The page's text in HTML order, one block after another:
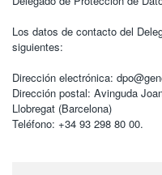
Los datos de contacto del
siguientes:
Dirección electrónica:
Dirección postal: Avinguda
Llobregat (Barcelona)
Teléfono: +34 93 298 80 00.